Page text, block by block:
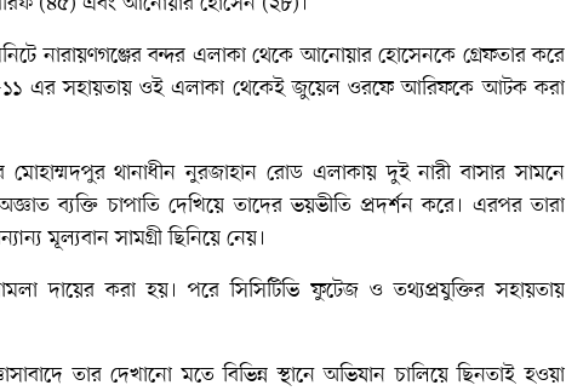
নারায়ণগঞ্জের বন্দর এলাকা থেকে আনোয়ার হোসেনকে গ্রেফতার করে
১১ এর সহায়তায় ওই এলাকা থেকেই জুয়েল ওরফে আরিফকে আটক করা
থানাধীন নুরজাহান রোড এলাকায় দুই নারী বাসার সামনে
ব্যক্তি চাপাতি দেখিয়ে তাদের ভয়ভীতি প্রদর্শন করে। এরপর তারা
মূল্যবান সামগ্রী ছিনিয়ে নেয়।
দায়ের করা হয়। পরে সিসিটিভি ফুটেজ ও তথ্যপ্রযুক্তির সহায়তায়
তার দেখানো মতে বিভিন্ন স্থানে অভিযান চালিয়ে ছিনতাই হওয়া